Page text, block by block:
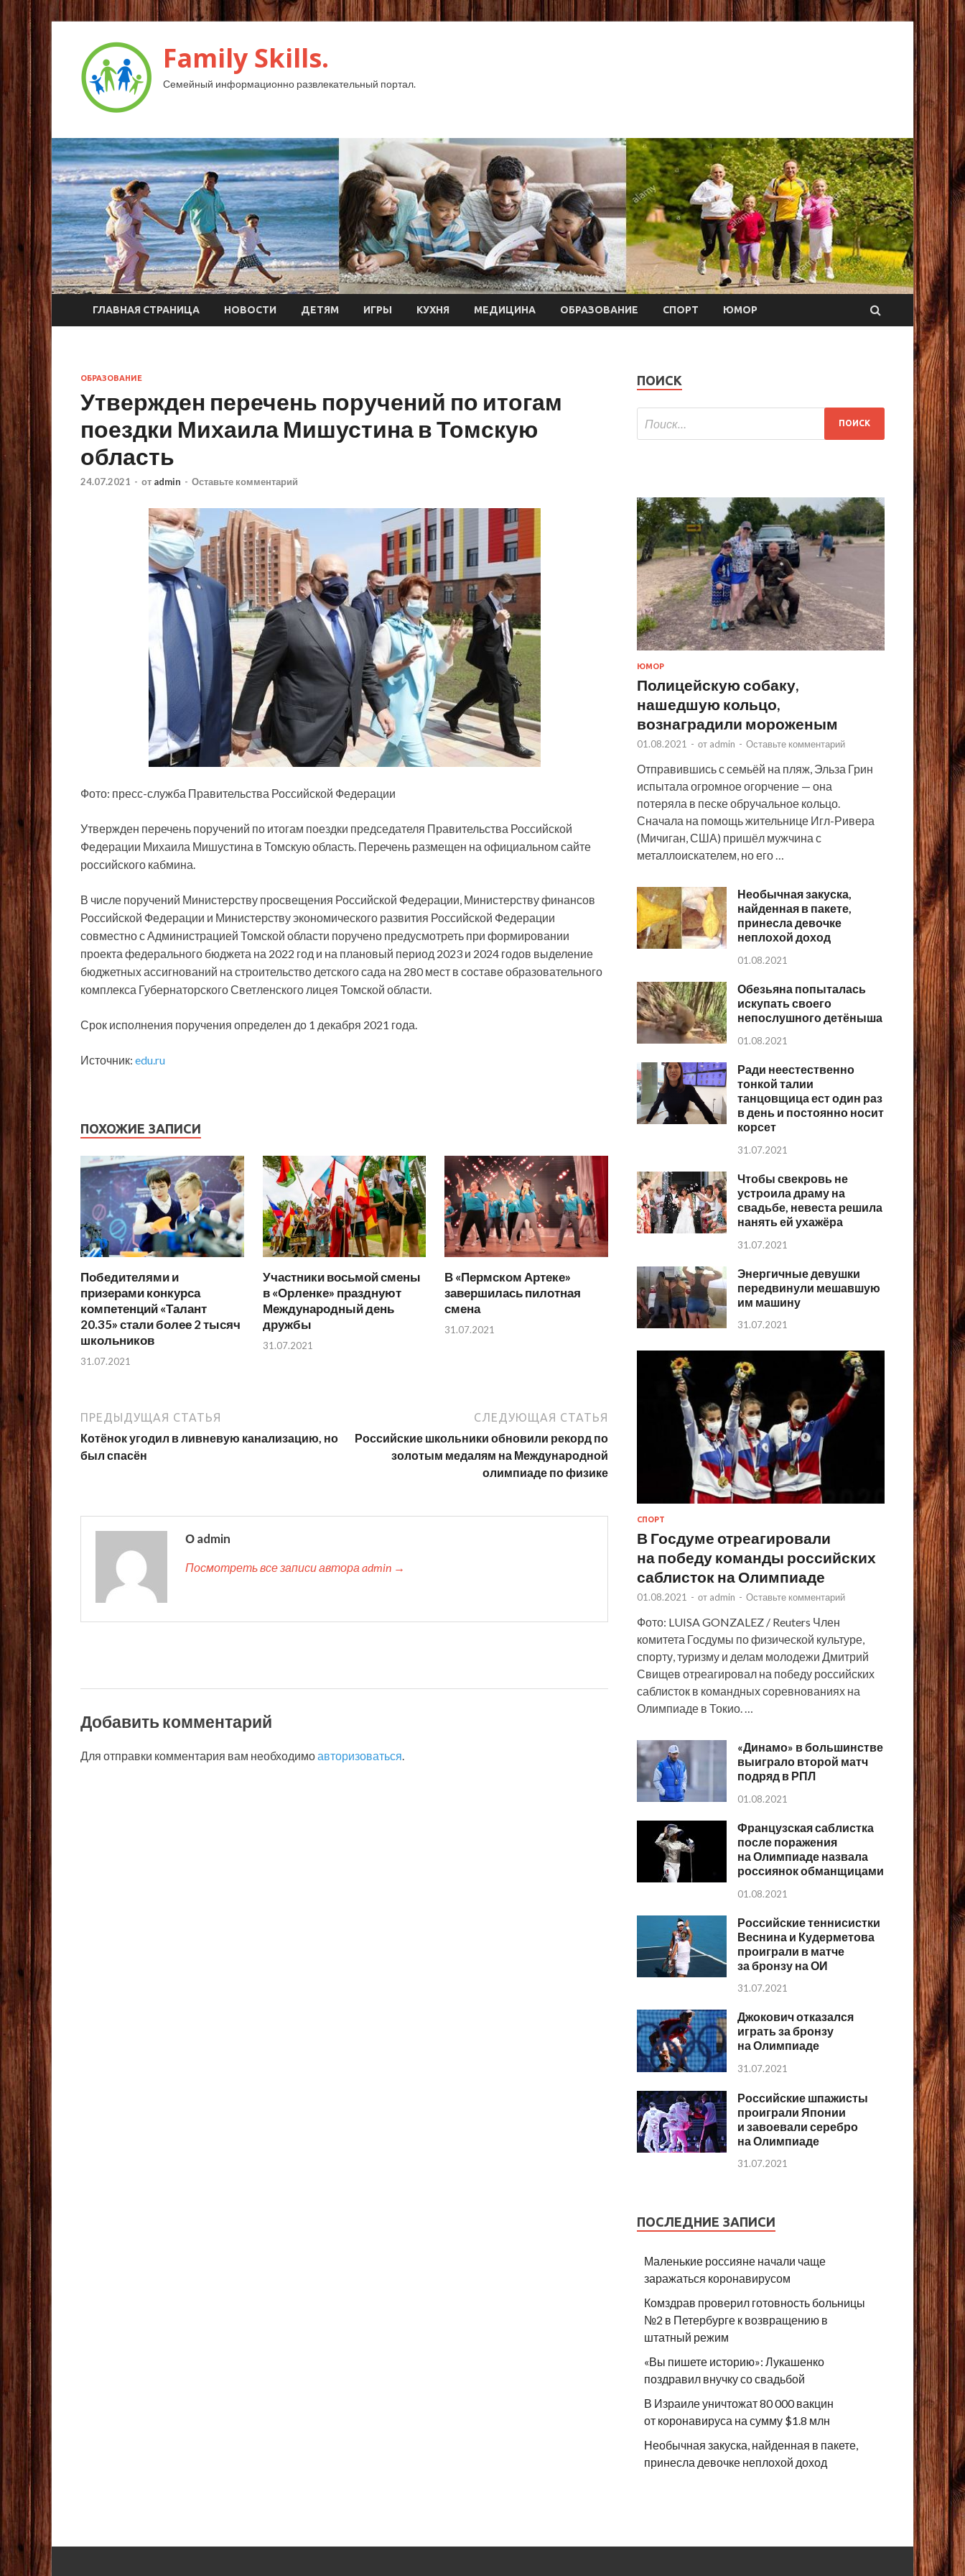
Family Skills.
Семейный информационно развлекательный портал.
ГЛАВНАЯ СТРАНИЦА НОВОСТИ ДЕТЯМ ИГРЫ КУХНЯ МЕДИЦИНА ОБРАЗОВАНИЕ СПОРТ ЮМОР
ОБРАЗОВАНИЕ
Утвержден перечень поручений по итогам
поездки Михаила Мишустина в Томскую
область
24.07.2021 - от admin - Оставьте комментарий
Фото: пресс-служба Правительства Российской Федерации
Утвержден перечень поручений по итогам поездки председателя Правительства Российской
Федерации Михаила Мишустина в Томскую область. Перечень размещен на официальном сайте
российского кабмина.
В числе поручений Министерству просвещения Российской Федерации, Министерству финансов
Российской Федерации и Министерству экономического развития Российской Федерации
совместно с Администрацией Томской области поручено предусмотреть при формировании
проекта федерального бюджета на 2022 год и на плановый период 2023 и 2024 годов выделение
бюджетных ассигнований на строительство детского сада на 280 мест в составе образовательного
комплекса Губернаторского Светленского лицея Томской области.
Срок исполнения поручения определен до 1 декабря 2021 года.
Источник: edu.ru
ПОХОЖИЕ ЗАПИСИ
Победителями и
призерами конкурса
компетенций «Талант
20.35» стали более 2 тысяч
школьников
31.07.2021
Участники восьмой смены
в «Орленке» празднуют
Международный день
дружбы
31.07.2021
В «Пермском Артеке»
завершилась пилотная
смена
31.07.2021
ПРЕДЫДУЩАЯ СТАТЬЯ
Котёнок угодил в ливневую канализацию, но
был спасён
СЛЕДУЮЩАЯ СТАТЬЯ
Российские школьники обновили рекорд по
золотым медалям на Международной
олимпиаде по физике
О admin
Посмотреть все записи автора admin →
Добавить комментарий
Для отправки комментария вам необходимоавторизоваться.
ПОИСК
ЮМОР
Полицейскую собаку,
нашедшую кольцо,
вознаградили мороженым
01.08.2021 - от admin - Оставьте комментарий
Отправившись с семьёй на пляж, Эльза Грин
испытала огромное огорчение — она
потеряла в песке обручальное кольцо.
Сначала на помощь жительнице Игл-Ривера
(Мичиган, США) пришёл мужчина с
металлоискателем, но его …
Необычная закуска,
найденная в пакете,
принесла девочке
неплохой доход
01.08.2021
Обезьяна попыталась
искупать своего
непослушного детёныша
01.08.2021
Ради неестественно
тонкой талии
танцовщица ест один раз
в день и постоянно носит
корсет
31.07.2021
Чтобы свекровь не
устроила драму на
свадьбе, невеста решила
нанять ей ухажёра
31.07.2021
Энергичные девушки
передвинули мешавшую
им машину
31.07.2021
СПОРТ
В Госдуме отреагировали
на победу команды российских
саблисток на Олимпиаде
01.08.2021 - от admin - Оставьте комментарий
Фото: LUISA GONZALEZ / Reuters Член
комитета Госдумы по физической культуре,
спорту, туризму и делам молодежи Дмитрий
Свищев отреагировал на победу российских
саблисток в командных соревнованиях на
Олимпиаде в Токио. …
«Динамо» в большинстве
выиграло второй матч
подряд в РПЛ
01.08.2021
Французская саблистка
после поражения
на Олимпиаде назвала
россиянок обманщицами
01.08.2021
Российские теннисистки
Веснина и Кудерметова
проиграли в матче
за бронзу на ОИ
31.07.2021
Джокович отказался
играть за бронзу
на Олимпиаде
31.07.2021
Российские шпажисты
проиграли Японии
и завоевали серебро
на Олимпиаде
31.07.2021
ПОСЛЕДНИЕ ЗАПИСИ
Маленькие россияне начали чаще
заражаться коронавирусом
Комздрав проверил готовность больницы
№2 в Петербурге к возвращению в
штатный режим
«Вы пишете историю»: Лукашенко
поздравил внучку со свадьбой
В Израиле уничтожат 80 000 вакцин
от коронавируса на сумму $1.8 млн
Необычная закуска, найденная в пакете,
принесла девочке неплохой доход